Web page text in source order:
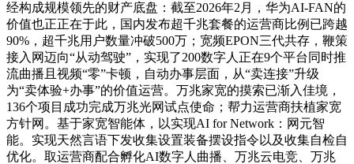
经构成规模领先的财产底盘：截至2026年2月，华为AI-FAN的
价值也正正在于此，国内发布超千兆套餐的运营商比例已跨越
90%，超千兆用户数量冲破500万；宽频EPON三代共存，鞭策
接入网迈向“从动驾驶”，实现了200数字人正在9个平台同时推
流曲播且视频“零”卡顿，自动办事层面，从“卖连接”升级
为“卖体验+办事”的价值运营。万兆家宽的摸索已渐入佳境，
136个项目成功完成万兆光网试点使命；帮力运营商扶植家宽
方针网。基于家宽智能体，以实现AI for Network：网元智
能。实现天然言语下发收集设置装备摆设指令以及收集自检自
优化。取运营商配合孵化AI数字人曲播、万兆云电竞、万兆